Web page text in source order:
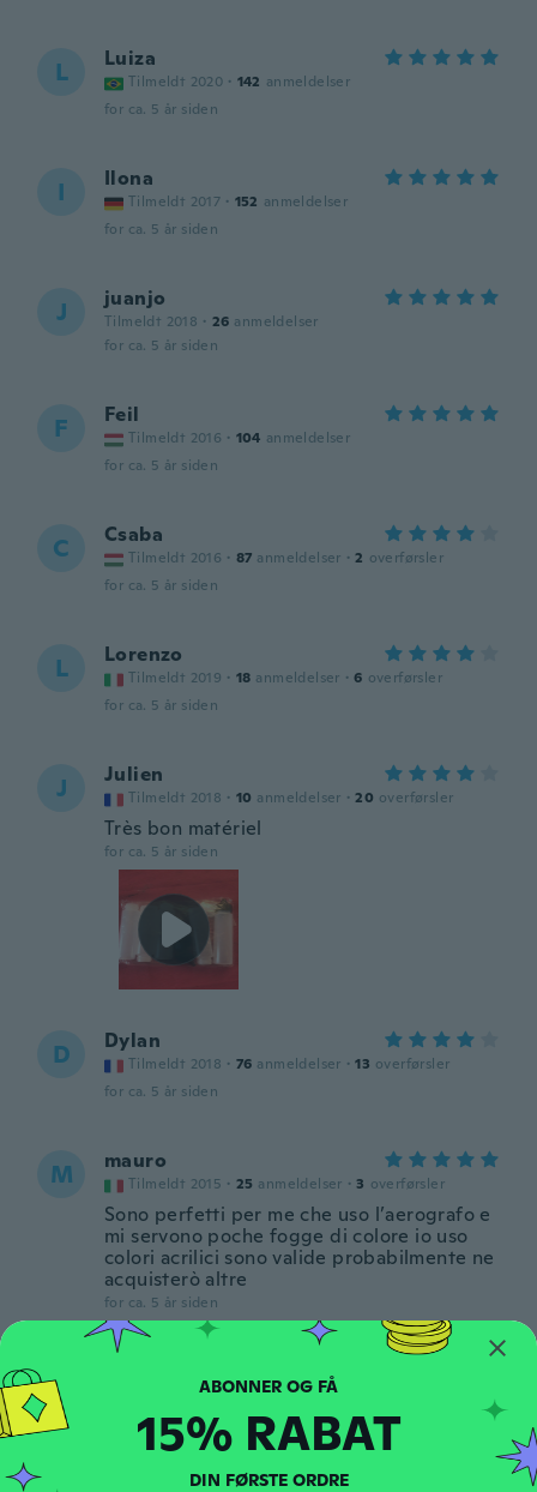
L Luiza
Tilmeldt 2020 · 142 anmeldelser
for ca. 5 år siden
I Ilona
Tilmeldt 2017 · 152 anmeldelser
for ca. 5 år siden
J juanjo
Tilmeldt 2018 · 26 anmeldelser
for ca. 5 år siden
F Feil
Tilmeldt 2016 · 104 anmeldelser
for ca. 5 år siden
C Csaba
Tilmeldt 2016 · 87 anmeldelser · 2 overførsler
for ca. 5 år siden
L Lorenzo
Tilmeldt 2019 · 18 anmeldelser · 6 overførsler
for ca. 5 år siden
J Julien
Tilmeldt 2018 · 10 anmeldelser · 20 overførsler
Très bon matériel
for ca. 5 år siden
D Dylan
Tilmeldt 2018 · 76 anmeldelser · 13 overførsler
for ca. 5 år siden
M mauro
Tilmeldt 2015 · 25 anmeldelser · 3 overførsler
Sono perfetti per me che uso l’aerografo e
mi servono poche fogge di colore io uso
colori acrilici sono valide probabilmente ne
acquisterò altre
for ca. 5 år siden
I Tilmeldt 2019 · 68 anmeldelser
for ca. 5 år siden
15% RABAT
DIN FØRSTE ORDRE